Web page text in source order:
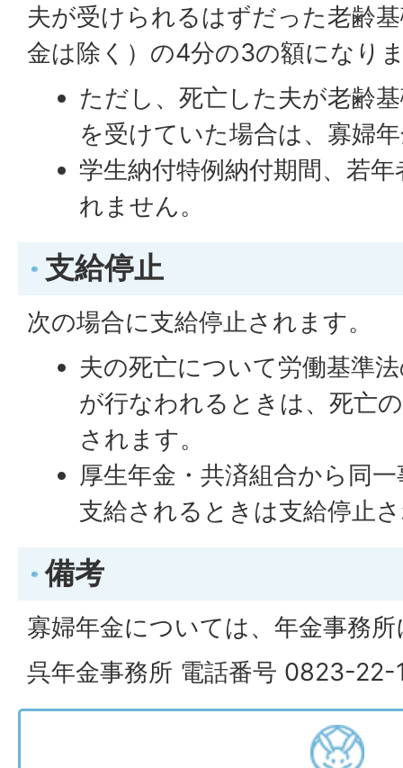
夫が受けられるはずだった老齢
金は除く）の4分の3の額になり
ただし、死亡した夫が老齢
を受けていた場合は、寡婦
学生納付特例納付期間、若
れません。
支給停止
次の場合に支給停止されます。
夫の死亡について労働基準
が行なわれるときは、死亡
されます。
厚生年金・共済組合から同
支給されるときは支給停止
備考
寡婦年金については、年金事務
呉年金事務所 電話番号 0823-22-